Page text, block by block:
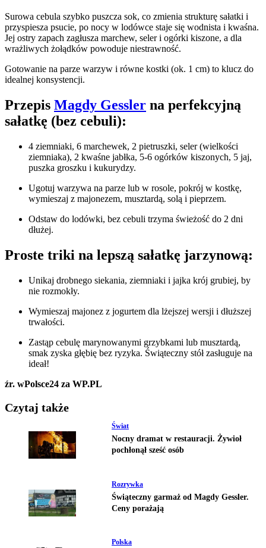
Surowa cebula szybko puszcza sok, co zmienia strukturę sałatki i
przyspiesza psucie, po nocy w lodówce staje się wodnista i kwaśna.
Jej ostry zapach zagłusza marchew, seler i ogórki kiszone, a dla
wrażliwych żołądków powoduje niestrawność.
Gotowanie na parze warzyw i równe kostki (ok. 1 cm) to klucz do
idealnej konsystencji.
Przepis Magdy Gessler na perfekcyjną
sałatkę (bez cebuli):
4 ziemniaki, 6 marchewek, 2 pietruszki, seler (wielkości
ziemniaka), 2 kwaśne jabłka, 5-6 ogórków kiszonych, 5 jaj,
puszka groszku i kukurydzy.
Ugotuj warzywa na parze lub w rosole, pokrój w kostkę,
wymieszaj z majonezem, musztardą, solą i pieprzem.
Odstaw do lodówki, bez cebuli trzyma świeżość do 2 dni
dłużej.
Proste triki na lepszą sałatkę jarzynową:
Unikaj drobnego siekania, ziemniaki i jajka krój grubiej, by
nie rozmokły.
Wymieszaj majonez z jogurtem dla lżejszej wersji i dłuższej
trwałości.
Zastąp cebulę marynowanymi grzybkami lub musztardą,
smak zyska głębię bez ryzyka. Świąteczny stół zasługuje na
ideał!
źr. wPolsce24 za WP.PL
Czytaj także
Świat
Nocny dramat w restauracji. Żywioł
pochłonął sześć osób
Rozrywka
Świąteczny garmaż od Magdy Gessler.
Ceny porażają
Polska